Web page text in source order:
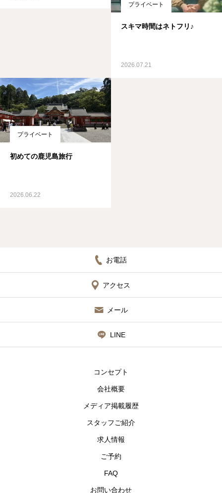
プライベート
スキマ時間はネトフリ♪
2026.07.21
プライベート
初めての鹿児島旅行
2026.06.22
お電話
アクセス
メール
LINE
コンセプト
会社概要
メディア掲載履歴
スタッフご紹介
求人情報
ご予約
FAQ
お問い合わせ